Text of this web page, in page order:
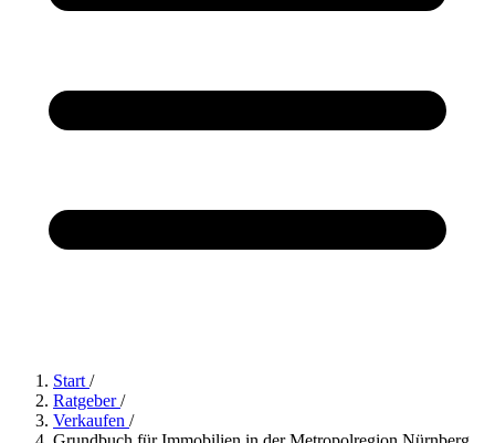
Start /
Ratgeber/
Verkaufen /